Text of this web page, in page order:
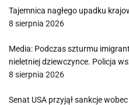
Tajemnica nagłego upadku
8 sierpnia 2026
Media: Podczas szturmu
nieletniej dziewczynce. Policja
8 sierpnia 2026
Senat USA przyjął sankcje